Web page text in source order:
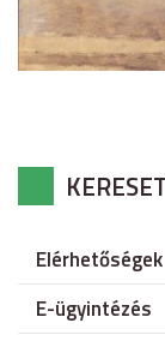
Elérhetőségek
E-ügyintézés